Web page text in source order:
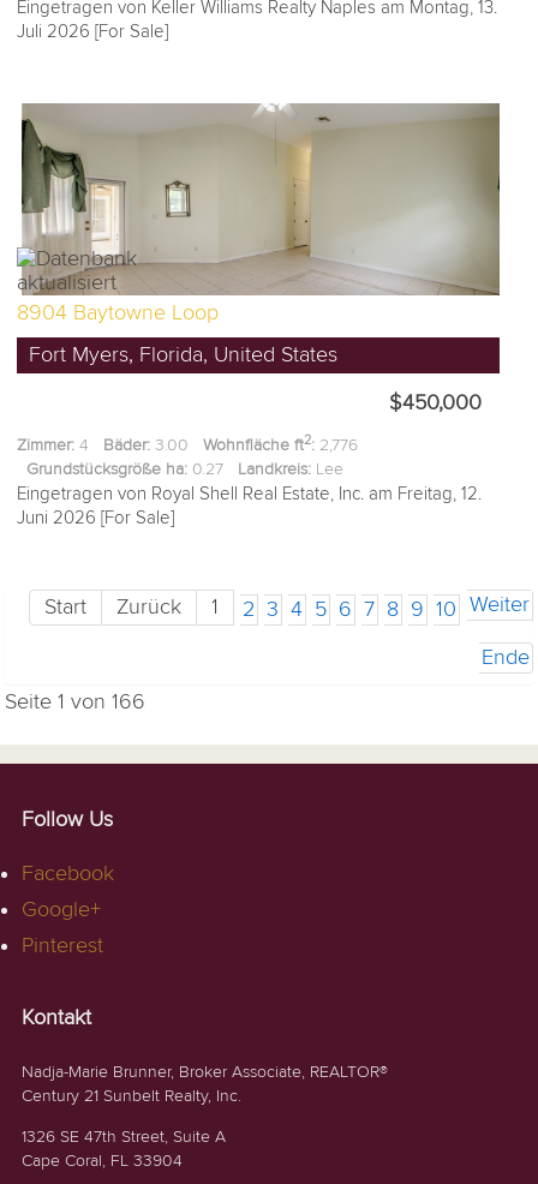
Eingetragen von Keller Williams Realty Naples am Montag, 13.
Juli 2026 [For Sale]
8904 Baytowne Loop
Fort Myers, Florida, United States
$450,000
Zimmer: 4 Bäder: 3.00Wohnfläche ft2: 2,776
Grundstücksgröße ha: 0.27 Landkreis: Lee
Eingetragen von Royal Shell Real Estate, Inc. am Freitag, 12.
Juni 2026 [For Sale]
Start Zurück 1 2 3 4 5 6 7 8 9 10 Weiter
Ende
Seite 1 von 166
Follow Us
Facebook
Google+
Pinterest
Kontakt
Nadja-Marie Brunner, Broker Associate, REALTOR®
Century 21 Sunbelt Realty, Inc.
1326 SE 47th Street, Suite A
Cape Coral, FL 33904